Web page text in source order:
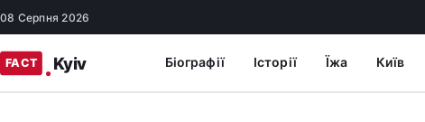
08 Серпня 2026
Біографії Історії Їжа Київ